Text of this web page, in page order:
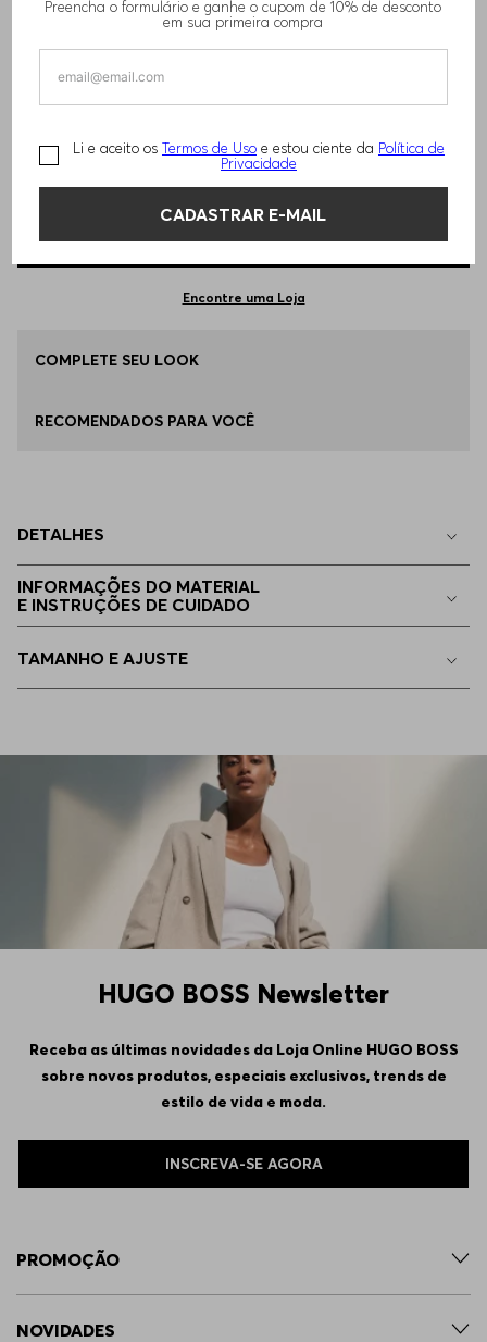
Preencha o formulário e ganhe o cupom de 10% de desconto
em sua primeira compra
Li e aceito os Termos de Uso e estou ciente da Política de
Privacidade
CADASTRAR E-MAIL
TAMANHO - Informações do Tamanho
Qual o seu Tamanho? Tabela de Tamanhos
P - S
M - M
EGG Indisponível
EEGG Indisponível
4GG Indisponível
ADICIONAR AO CARRINHO
Encontre uma Loja
COMPLETE SEU LOOK
RECOMENDADOS PARA VOCÊ
DETALHES
INFORMAÇÕES DO MATERIAL
E INSTRUÇÕES DE CUIDADO
TAMANHO E AJUSTE
HUGO BOSS Newsletter
Receba as últimas novidades da Loja Online HUGO BOSS
sobre novos produtos, especiais exclusivos, trends de
estilo de vida e moda.
INSCREVA-SE AGORA
PROMOÇÃO
NOVIDADES